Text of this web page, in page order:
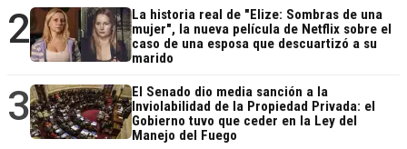
2
La historia real de "Elize: Sombras de una
mujer", la nueva película de Netflix sobre el
caso de una esposa que descuartizó a su
marido
3
El Senado dio media sanción a la
Inviolabilidad de la Propiedad Privada: el
Gobierno tuvo que ceder en la Ley del
Manejo del Fuego